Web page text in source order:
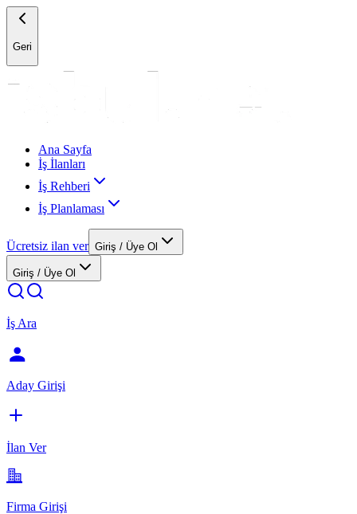
Geri
Ana Sayfa
İş İlanları
İş Rehberi
İş Planlaması
Ücretsiz ilan ver Giriş / Üye Ol
Giriş / Üye Ol
İş Ara
Aday Girişi
İlan Ver
Firma Girişi